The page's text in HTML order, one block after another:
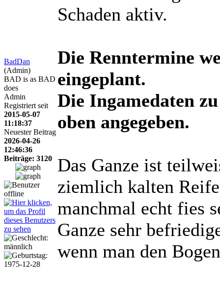
BadDan
(Admin)
BAD is as BAD
does
Admin
Registriert seit
2015-05-07
11:18:37
Neuester Beitrag
2026-04-26
12:46:36
Beiträge: 3120
Schaden aktiv.
Die Renntermine
eingeplant.
Die Ingamedaten
oben angegeben.
Das Ganze ist
ziemlich kalten
manchmal echt fies
Ganze sehr
wenn man den